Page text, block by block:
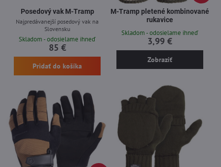
Posedový vak M-Tramp
Najpredávanejší posedový vak na
Slovensku
Skladom - odosielame ihneď
85 €
Pridať do košíka
M-Tramp pletené kombinované
rukavice
Skladom - odosielame ihneď
3,99 €
Zobraziť